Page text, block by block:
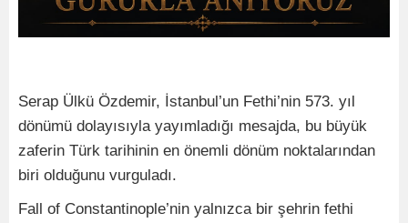
Serap Ülkü Özdemir, İstanbul’un Fethi’nin 573. yıl
dönümü dolayısıyla yayımladığı mesajda, bu büyük
zaferin Türk tarihinin en önemli dönüm noktalarından
biri olduğunu vurguladı.
Fall of Constantinople’nin yalnızca bir şehrin fethi